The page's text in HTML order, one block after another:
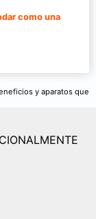
como una
y aparatos que